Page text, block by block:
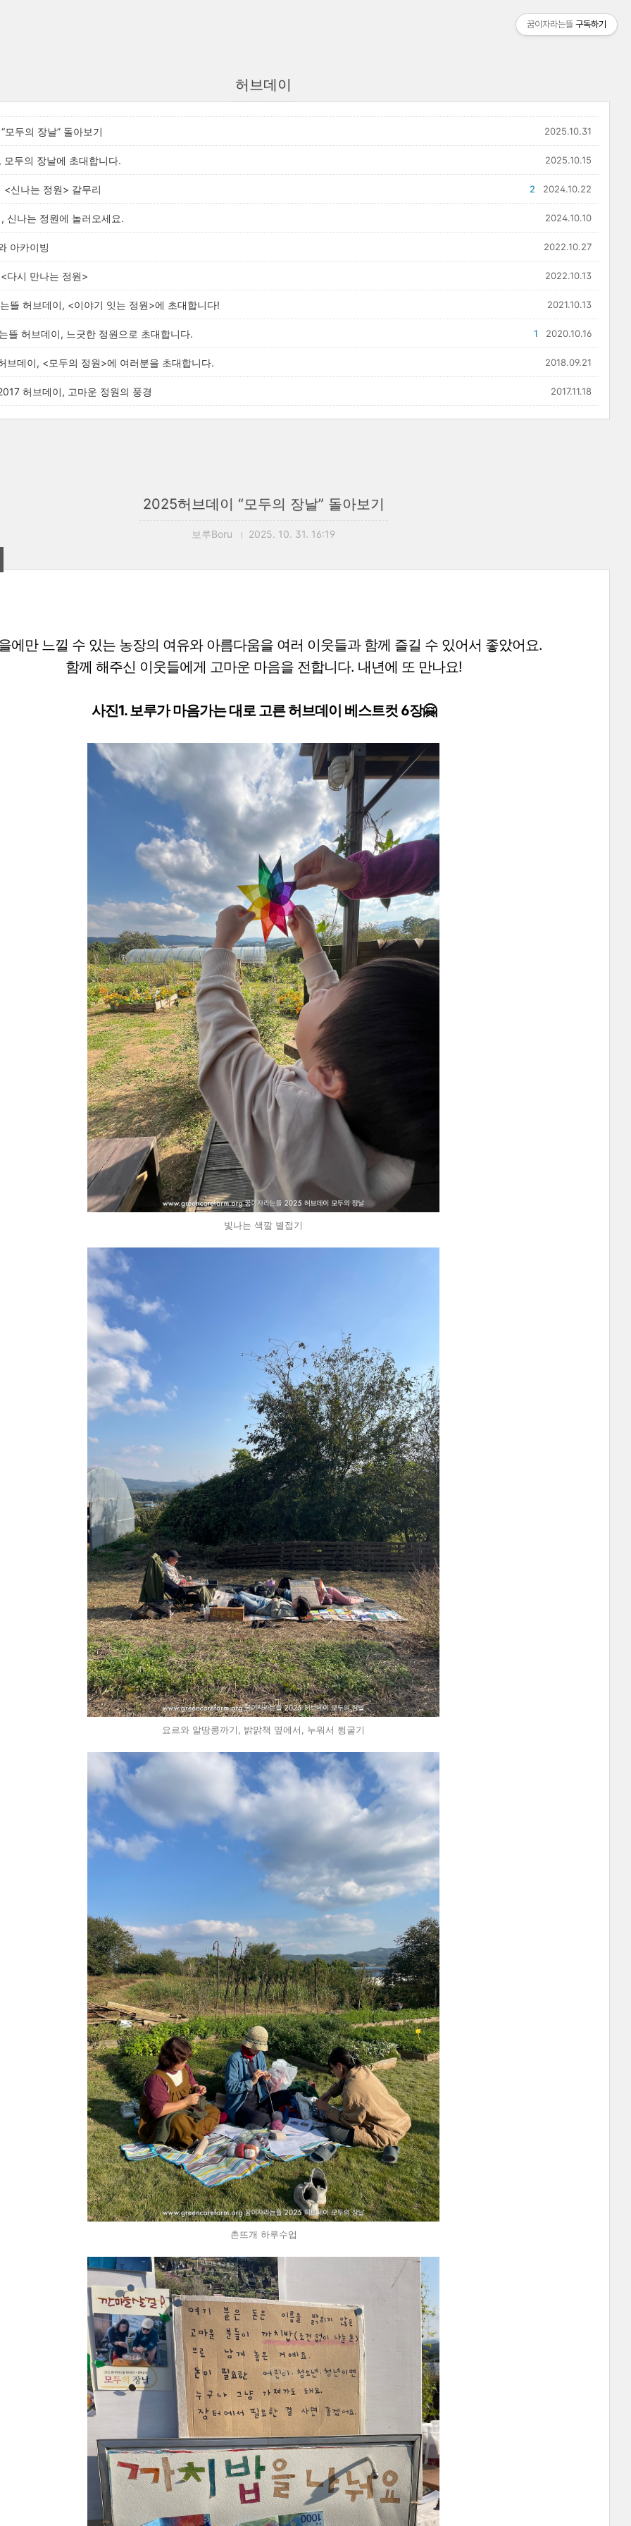
허브데이
모두의 장날” 돌아보기 2025.10.31
두의 장날에 초대합니다. 2025.10.15
신나는 정원> 갈무리 2024.10.22
2
신나는 정원에 놀러오세요. 2024.10.10
아카이빙 2022.10.27
다시 만나는 정원> 2022.10.13
뜰 허브데이, <이야기 잇는 정원>에 초대합니다! 2021.10.13
뜰 허브데이, 느긋한 정원으로 초대합니다. 2020.10.16
1
브데이, <모두의 정원>에 여러분을 초대합니다. 2018.09.21
허브데이, 고마운 정원의 풍경 2017.11.18
2025허브데이 “모두의 장날” 돌아보기
보루Boru 2025. 10. 31. 16:19
에만 느낄 수 있는 농장의 여유와 아름다움을 여러 이웃들과 함께 즐길 수 있어서 좋았어요.
함께 해주신 이웃들에게 고마운 마음을 전합니다. 내년에 또 만나요!
사진1. 보루가 마음가는 대로 고른 허브데이 베스트컷 6장🤗
빛나는 색깔 별접기
요르와 알땅콩까기, 밝맑책 옆에서, 누워서 뒹굴기
촌뜨개 하루수업
꿈이자라는뜰 구독하기